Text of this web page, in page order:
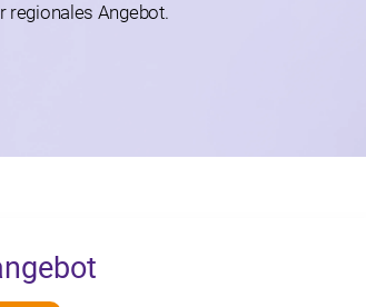
regionales Angebot.